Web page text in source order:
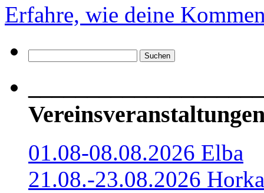
Erfahre, wie deine
nach:
01.08-08.08.2026 Elba
21.08.-23.08.2026 Horka